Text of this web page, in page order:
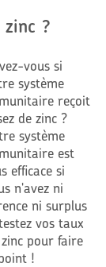
?
vous si
système
reçoit
de zinc ?
système
est
efficace si
n'avez ni
ni surplus
vos taux
pour faire
!